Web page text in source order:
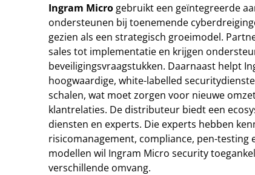
Ingram Micro gebruikt een geïntegreerde
ondersteunen bij toenemende
gezien als een strategisch groeimodel.
sales tot implementatie en krijgen
beveiligingsvraagstukken. Daarnaast helpt
hoogwaardige, white-labelled
schalen, wat moet zorgen voor nieuwe
klantrelaties. De distributeur biedt een
diensten en experts. Die experts hebben
risicomanagement, compliance, pen-testing
modellen wil Ingram Micro security
verschillende omvang.